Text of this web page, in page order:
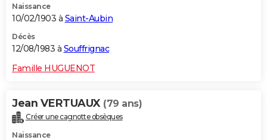
Naissance
10/02/1903 à Saint-Aubin
Décès
12/08/1983 à Souffrignac
Famille HUGUENOT
Jean VERTUAUX (79 ans)
Créer une cagnotte obsèques
Naissance